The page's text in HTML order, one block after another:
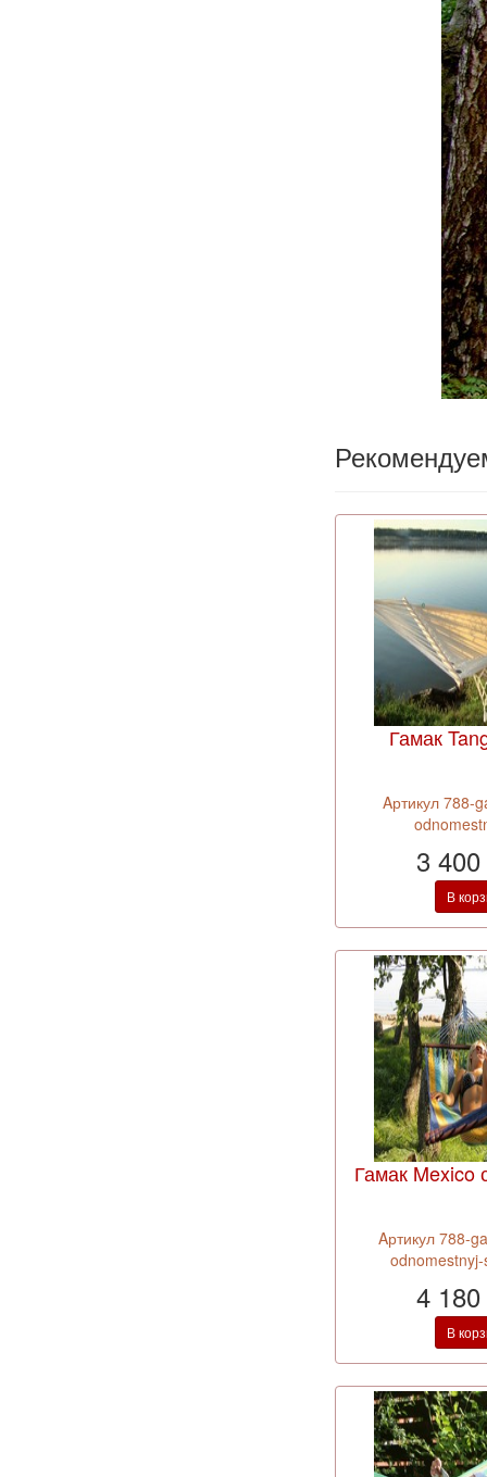
Гамак
Aртикул 788-
3
В
Гамак Mexico
Aртикул 788-
4
В